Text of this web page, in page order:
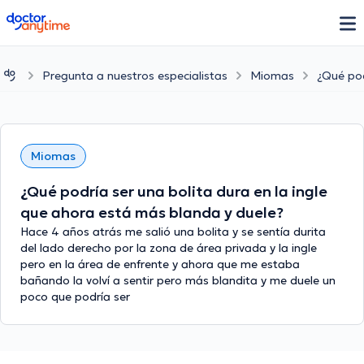
doctoranytime
Pregunta a nuestros especialistas Miomas ¿Qué
Miomas
¿Qué podría ser una bolita dura en la ingle
que ahora está más blanda y duele?
Hace 4 años atrás me salió una bolita y se sentía durita
del lado derecho por la zona de área privada y la ingle
pero en la área de enfrente y ahora que me estaba
bañando la volví a sentir pero más blandita y me duele un
poco que podría ser